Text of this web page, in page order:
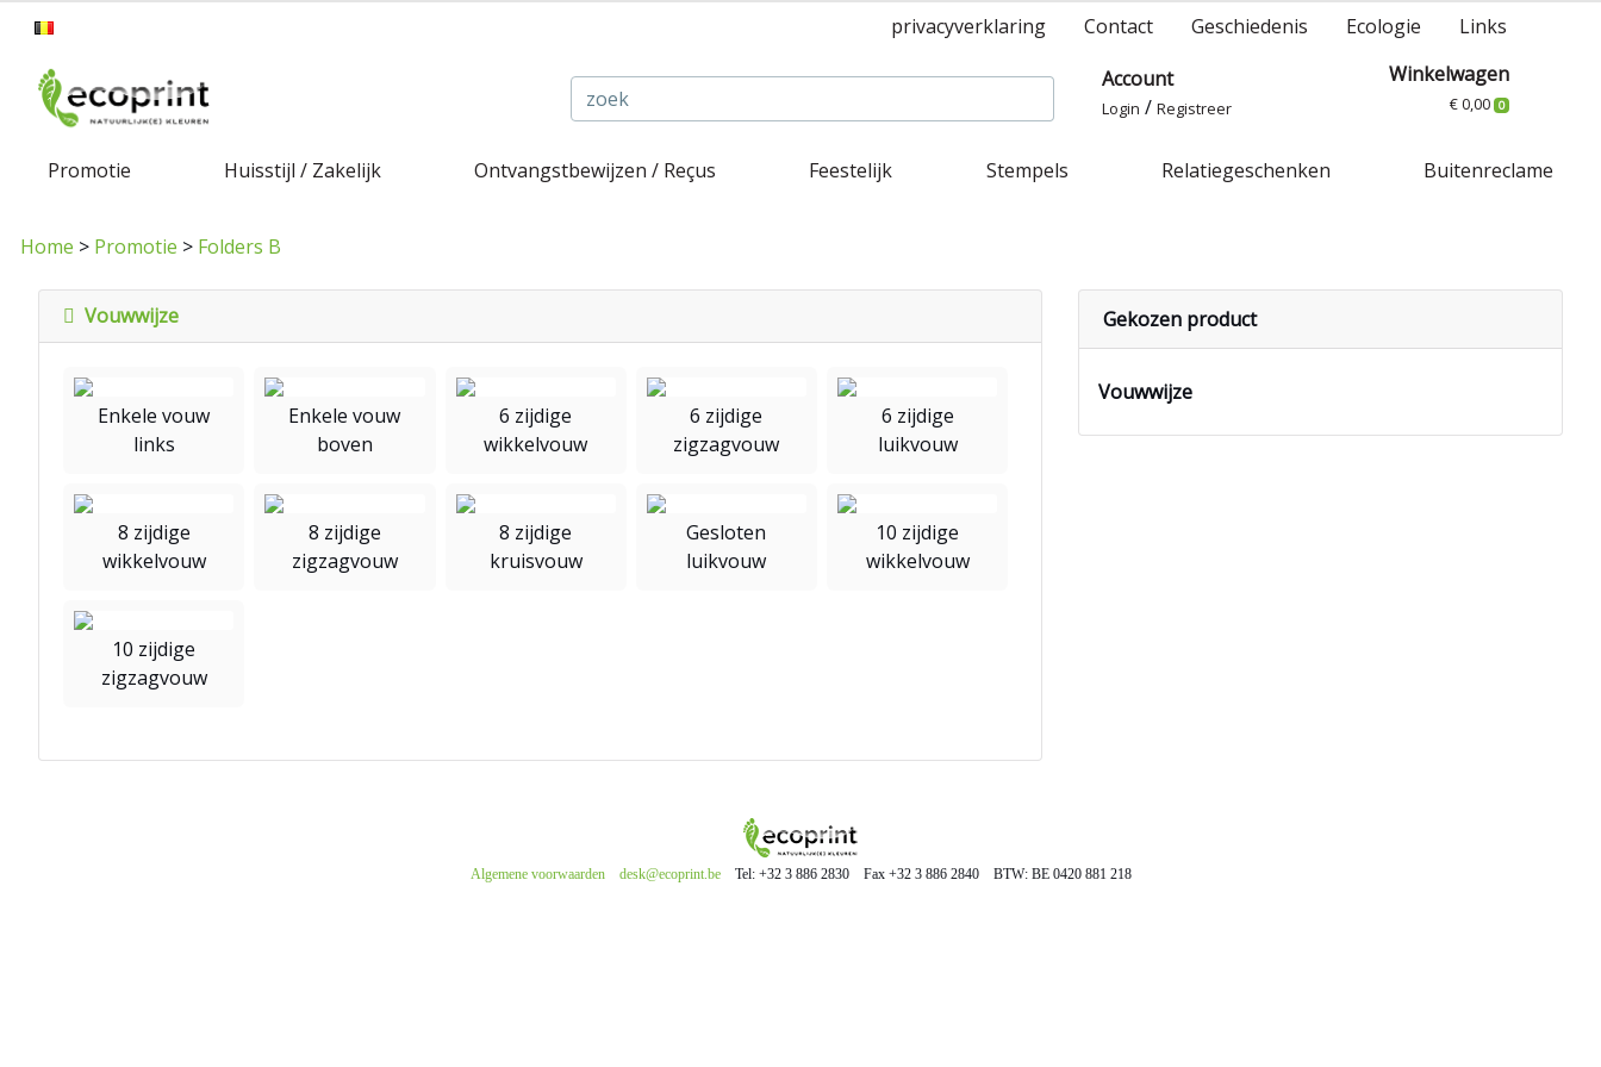
privacyverklaring Contact Geschiedenis Ecologie
Links
Account
Login /Registreer
Winkelwagen
€ 0,00 0
Promotie Huisstijl / Zakelijk Ontvangstbewijzen / Reçus Feestelijk Stempels Relatiegeschenken Buitenreclame
Home > Promotie > Folders B
Vouwwijze
Enkele vouw
links
Enkele vouw
boven
6 zijdige
wikkelvouw
6 zijdige
zigzagvouw
6 zijdige
luikvouw
8 zijdige
wikkelvouw
8 zijdige
zigzagvouw
8 zijdige
kruisvouw
Gesloten
luikvouw
10 zijdige
wikkelvouw
10 zijdige
zigzagvouw
Gekozen product
Vouwwijze
Algemene voorwaarden desk@ecoprint.be Tel: +32 3 886 2830 Fax +32 3 886 2840 BTW: BE 0420 881 218